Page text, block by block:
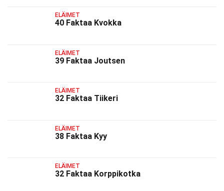
ELÄIMET
40 Faktaa Kvokka
ELÄIMET
39 Faktaa Joutsen
ELÄIMET
32 Faktaa Tiikeri
ELÄIMET
38 Faktaa Kyy
ELÄIMET
32 Faktaa Korppikotka